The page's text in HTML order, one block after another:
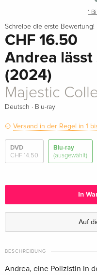
1
Schreibe die erste Bewertung!
CHF 16.50
Andrea
(2024)
Majestic
Deutsch · Blu-ray
Versand in der Regel in 1
DVD
CHF 14.50
Blu-ray
(ausgewählt)
In
Auf
BESCHREIBUNG
Andrea, eine Polizistin in